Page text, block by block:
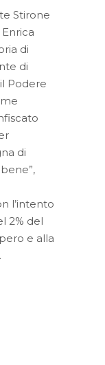
Stirone
di
di
Podere
di
l’intento
2% del
e alla